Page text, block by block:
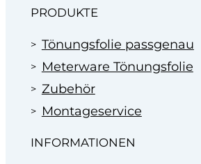
PRODUKTE
Tönungsfolie passgenau
Meterware Tönungsfolie
Zubehör
Montageservice
INFORMATIONEN